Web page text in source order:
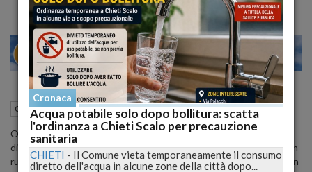
24 28 VENEZIA
Cronaca nazionale 19 Settembre 2015 07:26
Oramai il mare e le spiagge sono solo lontani ricordi, ma per milioni
di italiani i segni delle vacanze sono ancora impressi sulla pelle. Con
rughe e macchie cutanee spuntate proprio a causa del sole. Così in
Cronaca
Acqua potabile solo dopo bollitura: scatta
l'ordinanza a Chieti Scalo per precauzione
sanitaria
CHIETI - Il Comune vieta temporaneamente il consumo
diretto dell'acqua in alcune zone della città dopo...